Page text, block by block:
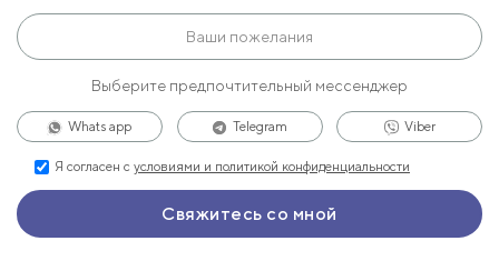
Выберите предпочтительный мессенджер
Whats app Telegram Viber
Я согласен с условиями и политикой конфиденциальности